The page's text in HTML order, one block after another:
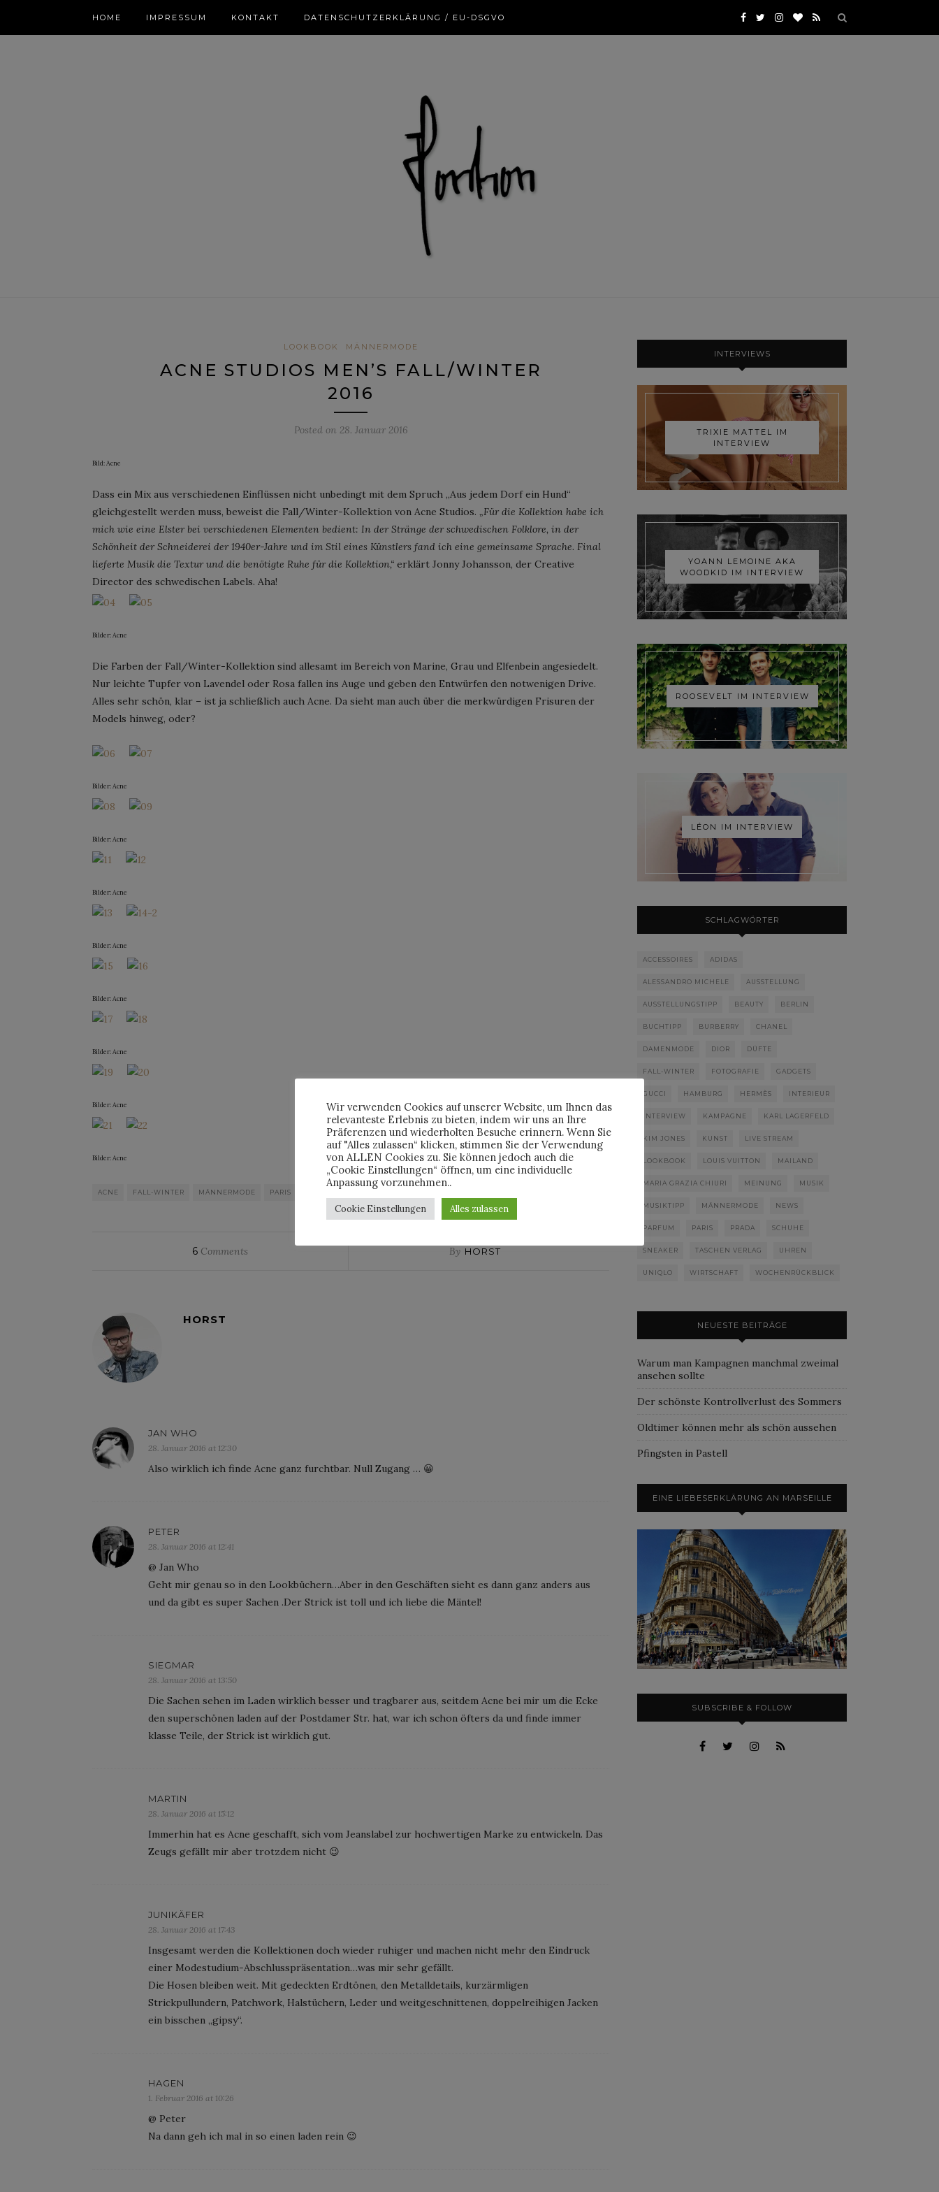
HOME IMPRESSUM KONTAKT DATENSCHUTZERKLÄRUNG / EU-DSGVO
LOOKBOOK MÄNNERMODE
ACNE STUDIOS MEN’S FALL/WINTER
2016
Posted on 28. Januar 2016
Bild: Acne
Dass ein Mix aus verschiedenen Einflüssen nicht unbedingt mit dem Spruch „Aus jedem Dorf ein Hund“
gleichgestellt werden muss, beweist die Fall/Winter-Kollektion von Acne Studios. „Für die Kollektion habe ich
mich wie eine Elster bei verschiedenen Elementen bedient: In der Stränge der schwedischen Folklore, in der
Schönheit der Schneiderei der 1940er-Jahre und im Stil eines Künstlers fand ich eine gemeinsame Sprache. Final
lieferte Musik die Textur und die benötigte Ruhe für die Kollektion,“ erklärt Jonny Johansson, der Creative
Director des schwedischen Labels. Aha!
Bilder: Acne
Die Farben der Fall/Winter-Kollektion sind allesamt im Bereich von Marine, Grau und Elfenbein angesiedelt.
Nur leichte Tupfer von Lavendel oder Rosa fallen ins Auge und geben den Entwürfen den notwenigen Drive.
Alles sehr schön, klar – ist ja schließlich auch Acne. Da sieht man auch über die merkwürdigen Frisuren der
Models hinweg, oder?
Bilder: Acne
Bilder: Acne
Bilder: Acne
Bilder: Acne
Bilder: Acne
Bilder: Acne
Bilder: Acne
Bilder: Acne
ACNE FALL-WINTER MÄNNERMODE PARIS
6 Comments By HORST
HORST
JAN WHO
28. Januar 2016 at 12:30
Also wirklich ich finde Acne ganz furchtbar. Null Zugang … 😀
PETER
28. Januar 2016 at 12:41
@ Jan Who
Geht mir genau so in den Lookbüchern…Aber in den Geschäften sieht es dann ganz anders aus
und da gibt es super Sachen .Der Strick ist toll und ich liebe die Mäntel!
SIEGMAR
28. Januar 2016 at 13:50
Die Sachen sehen im Laden wirklich besser und tragbarer aus, seitdem Acne bei mir um die Ecke
den superschönen laden auf der Postdamer Str. hat, war ich schon öfters da und finde immer
klasse Teile, der Strick ist wirklich gut.
MARTIN
28. Januar 2016 at 15:12
Immerhin hat es Acne geschafft, sich vom Jeanslabel zur hochwertigen Marke zu entwickeln. Das
Zeugs gefällt mir aber trotzdem nicht 😉
JUNIKÄFER
28. Januar 2016 at 17:43
Insgesamt werden die Kollektionen doch wieder ruhiger und machen nicht mehr den Eindruck
einer Modestudium-Abschlusspräsentation…was mir sehr gefällt.
Die Hosen bleiben weit. Mit gedeckten Erdtönen, den Metalldetails, kurzärmligen
Strickpullundern, Patchwork, Halstüchern, Leder und weitgeschnittenen, doppelreihigen Jacken
ein bisschen „gipsy“.
HAGEN
1. Februar 2016 at 10:26
@ Peter
Na dann geh ich mal in so einen laden rein 😉
INTERVIEWS
TRIXIE MATTEL IM
INTERVIEW
YOANN LEMOINE AKA
WOODKID IM INTERVIEW
ROOSEVELT IM INTERVIEW
LÉON IM INTERVIEW
SCHLAGWÖRTER
ACCESSOIRES ADIDAS
ALESSANDRO MICHELE AUSSTELLUNG
AUSSTELLUNGSTIPP BEAUTY BERLIN
BUCHTIPP BURBERRY CHANEL
DAMENMODE DIOR DÜFTE
FALL-WINTER FOTOGRAFIE GADGETS
GUCCI HAMBURG HERMÈS INTERIEUR
INTERVIEW KAMPAGNE KARL LAGERFELD
KIM JONES KUNST LIVE STREAM
LOOKBOOK LOUIS VUITTON MAILAND
MARIA GRAZIA CHIURI MEINUNG MUSIK
MUSIKTIPP MÄNNERMODE NEWS
PARFUM PARIS PRADA SCHUHE
SNEAKER TASCHEN VERLAG UHREN
UNIQLO WIRTSCHAFT WOCHENRÜCKBLICK
NEUESTE BEITRÄGE
Warum man Kampagnen manchmal zweimal
ansehen sollte
Der schönste Kontrollverlust des Sommers
Oldtimer können mehr als schön aussehen
Pfingsten in Pastell
EINE LIEBESERKLÄRUNG AN MARSEILLE
SUBSCRIBE & FOLLOW
Wir verwenden Cookies auf unserer Website, um Ihnen das
relevanteste Erlebnis zu bieten, indem wir uns an Ihre
Präferenzen und wiederholten Besuche erinnern. Wenn Sie
auf "Alles zulassen“ klicken, stimmen Sie der Verwendung
von ALLEN Cookies zu. Sie können jedoch auch die
„Cookie Einstellungen“ öffnen, um eine individuelle
Anpassung vorzunehmen..
Cookie Einstellungen Alles zulassen